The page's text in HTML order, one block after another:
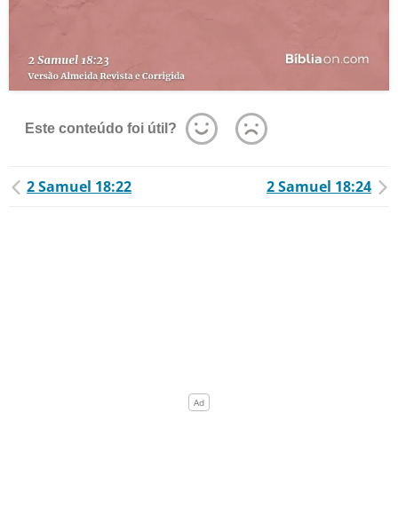
Este conteúdo foi útil?
2 Samuel 18:22 2 Samuel 18:24